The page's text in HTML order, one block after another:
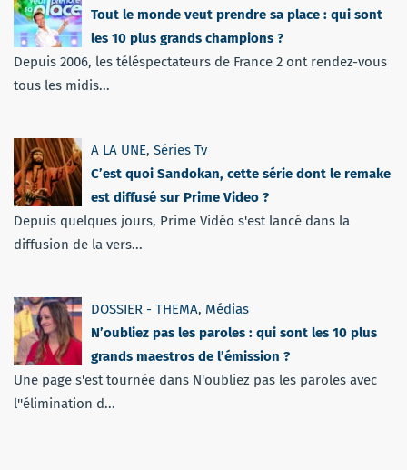
Tout le monde veut prendre sa place : qui sont
les 10 plus grands champions ?
Depuis 2006, les téléspectateurs de France 2 ont rendez-vous
tous les midis...
A LA UNE, Séries Tv
C’est quoi Sandokan, cette série dont le remake
est diffusé sur Prime Video ?
Depuis quelques jours, Prime Vidéo s'est lancé dans la
diffusion de la vers...
DOSSIER - THEMA, Médias
N’oubliez pas les paroles : qui sont les 10 plus
grands maestros de l’émission ?
Une page s'est tournée dans N'oubliez pas les paroles avec
l''élimination d...